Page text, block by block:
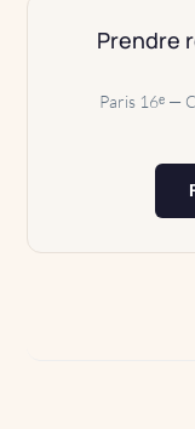
Prendre
Paris 16ᵉ —